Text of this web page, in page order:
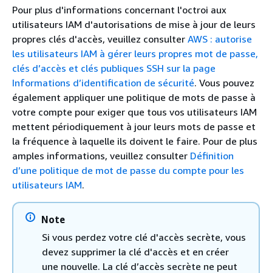
Pour plus d'informations concernant l'octroi aux
utilisateurs IAM d'autorisations de mise à jour de leurs
propres clés d'accès, veuillez consulter AWS : autorise
les utilisateurs IAM à gérer leurs propres mot de passe,
clés d’accès et clés publiques SSH sur la page
Informations d’identification de sécurité. Vous pouvez
également appliquer une politique de mots de passe à
votre compte pour exiger que tous vos utilisateurs IAM
mettent périodiquement à jour leurs mots de passe et
la fréquence à laquelle ils doivent le faire. Pour de plus
amples informations, veuillez consulter Définition
d’une politique de mot de passe du compte pour les
utilisateurs IAM.
Note
Si vous perdez votre clé d'accès secrète, vous
devez supprimer la clé d'accès et en créer
une nouvelle. La clé d’accès secrète ne peut